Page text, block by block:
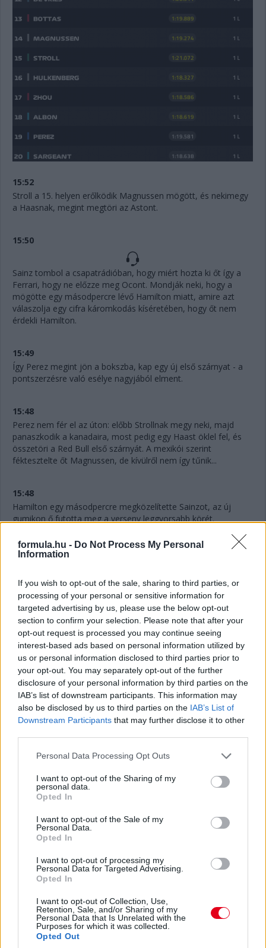
formula.hu - Do Not Process My Personal
Information
If you wish to opt-out of the sale, sharing to third parties, or
processing of your personal or sensitive information for
targeted advertising by us, please use the below opt-out
section to confirm your selection. Please note that after your
opt-out request is processed you may continue seeing
interest-based ads based on personal information utilized by
us or personal information disclosed to third parties prior to
your opt-out. You may separately opt-out of the further
disclosure of your personal information by third parties on the
IAB’s list of downstream participants. This information may
also be disclosed by us to third parties on the IAB’s List of
Downstream Participants that may further disclose it to other
Please note that this website/app uses one or more Google
not limited to your visit or usage behaviour. You may click to
grant or deny consent to Google and its third-party tags to
use your data for below specified purposes in below Google
consent section.
Personal Data Processing Opt Outs
I want to opt-out of the Sharing of my
personal data.
Opted In
I want to opt-out of the Sale of my
Personal Data.
Opted In
I want to opt-out of processing my
Personal Data for Targeted Advertising.
Opted In
I want to opt-out of Collection, Use,
Retention, Sale, and/or Sharing of my
Personal Data that Is Unrelated with the
Purposes for which it was collected.
Opted Out
15:52
Stroll a 15. helyen erőlködik Magnussen mögött, és nekimegy
a Haasnak, megint megtöri az Astont.
15:50
Sainz tombol a csapatrádióban, hogy miért hozta ki őt így a
Ferrari, hogy ne előzze meg Ocont. Mondják neki, hogy a
mögötte egy másodpercre lévő Hamilton miatt, amire azt
válaszolja egy cifra káromkodás kíséretében, hogy őt nem
érdekli Hamilton.
15:49
Így Perez megint jön a bokszba, kap egy új első szárnyat - a
pontszerzésre való esélye nagyjából elment.
15:48
Perez nem fér el az úton: előbb Strollnak megy neki, majd
panaszkodik a kanadaira, most pedig egy Haast öklel fel, és
összetöri a Red Bull első szárnyát. A mexikói szerint
féktesztelte őt Magnussen, de kívülről nem így tűnik...
15:48
Hamilton egy másodpercre megközelítette Sainzot, az új
gumikon ő futotta meg a verseny leggyorsabb körét.
15:47
célegyenesben, és megőrizte a pozícióját.
15:46
Ocon is jön a bokszba, de hibázik az Alpine, lassú a csere, 4,2
másodpercig tart - Russell és Hamilton közé, a hetedik helyre
jön vissza. Itt az esély Sainz és a Ferrari előtt!
15:45
Hamilton nyitja meg a bokszkiállások során: most ő a
nyolcadik, 14-15 másodpercre van az előtte haladó Russelltől,
Verstappen pillanatokon belül lekörözi Perezt.
Verstappen a bal elsőre panaszkodik, Sainzot majdnem kihívta
Zajlik a sakkjátszma a pályapozíciókért.
Van esély valami kis esőcsepegésre, de semmi komolyra - 27
körön vagyunk túl a 78-ból.